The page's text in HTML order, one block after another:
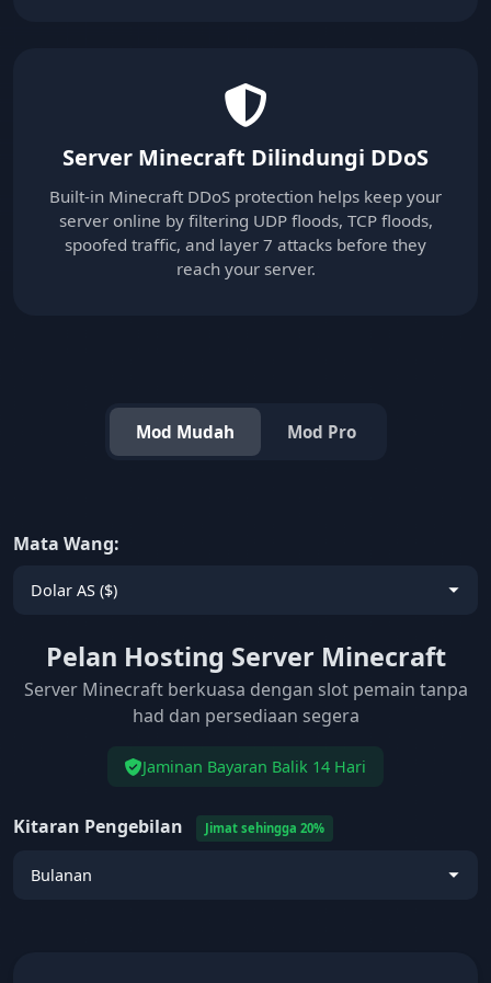
Server Minecraft Dilindungi DDoS
Built-in Minecraft DDoS protection helps keep your
server online by filtering UDP floods, TCP floods,
spoofed traffic, and layer 7 attacks before they
reach your server.
Mod Mudah Mod Pro
Mata Wang:
Pelan Hosting Server Minecraft
Server Minecraft berkuasa dengan slot pemain tanpa
had dan persediaan segera
Jaminan Bayaran Balik 14 Hari
Kitaran Pengebilan Jimat sehingga 20%